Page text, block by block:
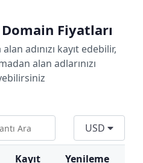
Fiyatları
adınızı kayıt edebilir,
alan adlarınızı
USD
Kayıt
Yenileme